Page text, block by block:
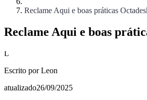
Reclame Aqui e boas práticas
Reclame Aqui e boas
L
Escrito porLeon
atualizado26/09/2025